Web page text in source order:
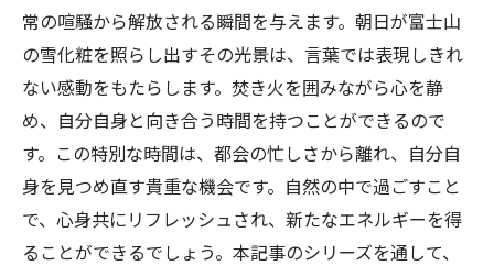
常の喧騒から解放される瞬間を与えます。朝日が富士山
の雪化粧を照らし出すその光景は、言葉では表現しきれ
ない感動をもたらします。焚き火を囲みながら心を静
め、自分自身と向き合う時間を持つことができるので
す。この特別な時間は、都会の忙しさから離れ、自分自
身を見つめ直す貴重な機会です。自然の中で過ごすこと
で、心身共にリフレッシュされ、新たなエネルギーを得
ることができるでしょう。本記事のシリーズを通して、